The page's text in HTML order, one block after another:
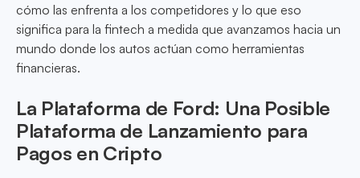
cómo las enfrenta a los competidores y lo que eso
significa para la fintech a medida que avanzamos hacia un
mundo donde los autos actúan como herramientas
financieras.
La Plataforma de Ford: Una Posible
Plataforma de Lanzamiento para
Pagos en Cripto